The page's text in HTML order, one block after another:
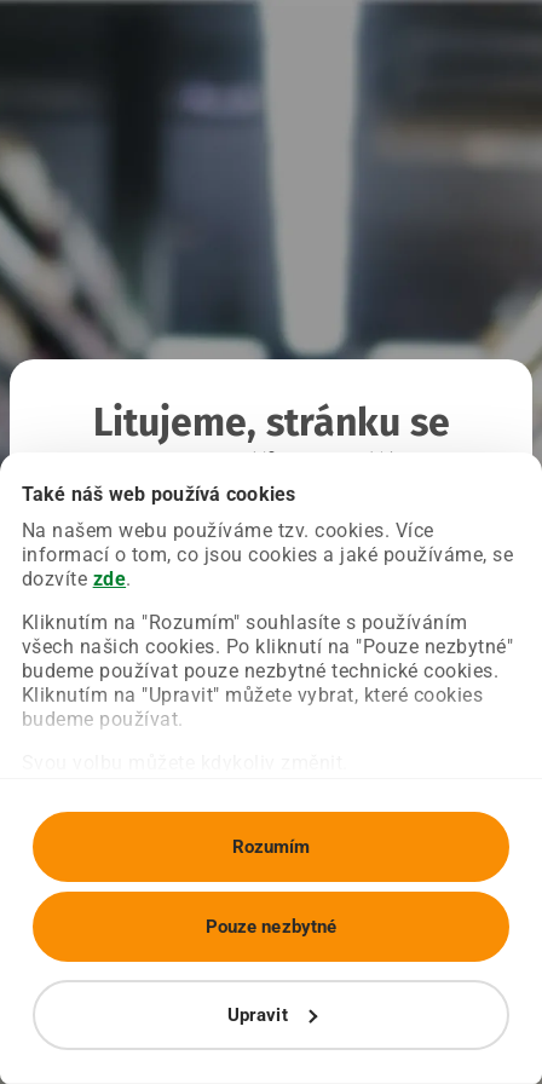
Také náš web používá cookies
Na našem webu používáme tzv. cookies. Více
informací o tom, co jsou cookies a jaké používáme, se
dozvíte zde.
Kliknutím na "Rozumím" souhlasíte s používáním
všech našich cookies. Po kliknutí na "Pouze nezbytné"
budeme používat pouze nezbytné technické cookies.
Kliknutím na "Upravit" můžete vybrat, které cookies
budeme používat.
Rozumím
Upravit
Pouze nezbytné
Litujeme, stránku se
Chyba nastala na naší straně a už ji opravujeme.
Zkuste prosím znovu načíst požadovanou stránku.
Obnovit stránku Úvodní strana